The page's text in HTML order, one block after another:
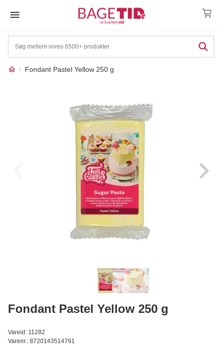
Fondant Pastel Yellow 250 g
disse produkter have din
Udstikker kant nr. 3 "Straight Frill" FMM
Læg i kurv
Fondant Pastel Yellow 250 g
Vareid: 11282
Varenr.: 8720143514791